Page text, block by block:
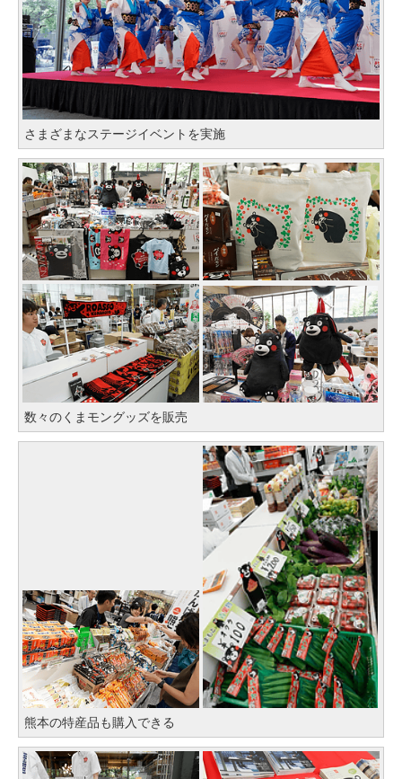
さまざまなステージイベントを実施
数々のくまモングッズを販売
熊本の特産品も購入できる